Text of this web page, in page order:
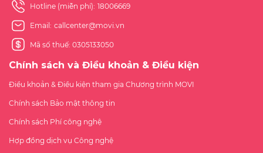
Hotline (miễn phí): 18006669
Email: callcenter@movi.vn
Mã số thuế: 0305133050
Chính sách và Điều khoản & Điều kiện
Điều khoản & Điều kiện tham gia Chương trình MOVI
Chính sách Bảo mật thông tin
Chính sách Phí công nghệ
Hợp đồng dịch vụ Công nghệ